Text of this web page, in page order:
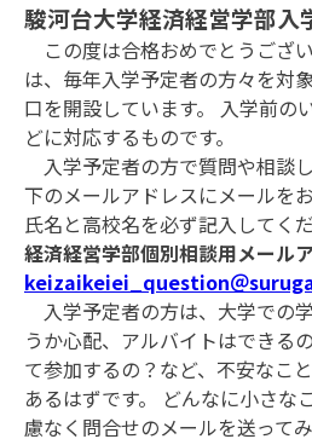
駿河台大学経済経営学部入
この度は合格おめでとうござ
は、毎年入学予定者の方々を対
口を開設しています。 入学前の
どに対応するものです。
入学予定者の方で質問や相談
下のメールアドレスにメールを
氏名と高校名を必ず記入してくだ
経済経営学部個別相談用メール
keizaikeiei_question＠
入学予定者の方は、大学での
うか心配、アルバイトはできる
て参加するの？など、不安なこ
あるはずです。 どんなに小さな
慮なく問合せのメールを送って